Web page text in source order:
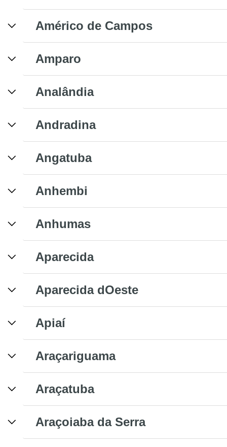
Américo de Campos
Amparo
Analândia
Andradina
Angatuba
Anhembi
Anhumas
Aparecida
Aparecida dOeste
Apiaí
Araçariguama
Araçatuba
Araçoiaba da Serra